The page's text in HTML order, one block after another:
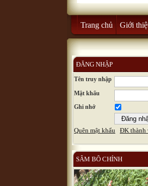
Trang chủ Giới
ĐĂNG NHẬP
Tên truy nhập
Mật khẩu
Ghi nhớ
Quên mật khẩu ĐK thành
SÂM BÔ CHÍNH